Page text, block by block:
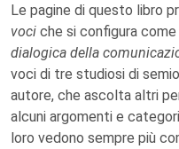
Le pagine di questo libro
voci che si configura
dialogica della
voci di tre studiosi di
autore, che ascolta altri
alcuni argomenti e
loro vedono sempre più